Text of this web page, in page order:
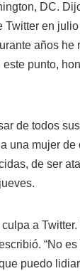
DC.
Twitter en
años he
punto,
de todos
una mujer de
de ser
a
“No
puedo